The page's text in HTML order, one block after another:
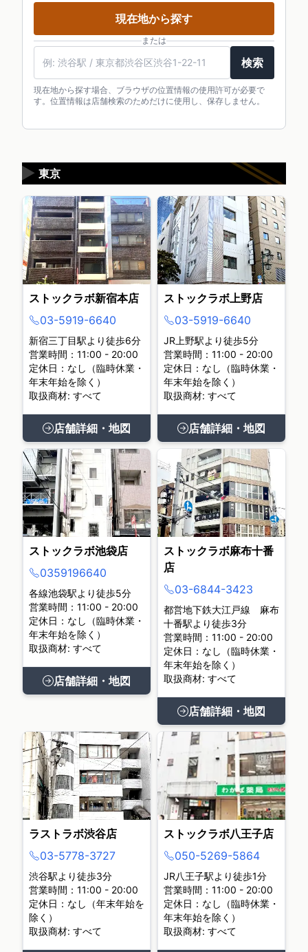
現在地から探す
または
検索
現在地から探す場合、ブラウザの位置情報の使用許可が必要で
す。位置情報は店舗検索のためだけに使用し、保存しません。
東京
▶
ストックラボ新宿本店
03-5919-6640
新宿三丁目駅より徒歩6分
営業時間：11:00 - 20:00
定休日：なし（臨時休業・
年末年始を除く）
取扱商材: すべて
店舗詳細・地図
ストックラボ上野店
03-5919-6640
JR上野駅より徒歩5分
営業時間：11:00 - 20:00
定休日：なし（臨時休業・
年末年始を除く）
取扱商材: すべて
店舗詳細・地図
ストックラボ池袋店
0359196640
各線池袋駅より徒歩5分
営業時間：11:00 - 20:00
定休日：なし（臨時休業・
年末年始を除く）
取扱商材: すべて
店舗詳細・地図
ストックラボ麻布十番
店
03-6844-3423
都営地下鉄大江戸線 麻布
十番駅より徒歩3分
営業時間：11:00 - 20:00
定休日：なし（臨時休業・
年末年始を除く）
取扱商材: すべて
店舗詳細・地図
ラストラボ渋谷店
03-5778-3727
渋谷駅より徒歩3分
営業時間：11:00 - 20:00
定休日：なし（年末年始を
除く）
取扱商材: すべて
ストックラボ八王子店
050-5269-5864
JR八王子駅より徒歩1分
営業時間：11:00 - 20:00
定休日：なし（臨時休業・
年末年始を除く）
取扱商材: すべて